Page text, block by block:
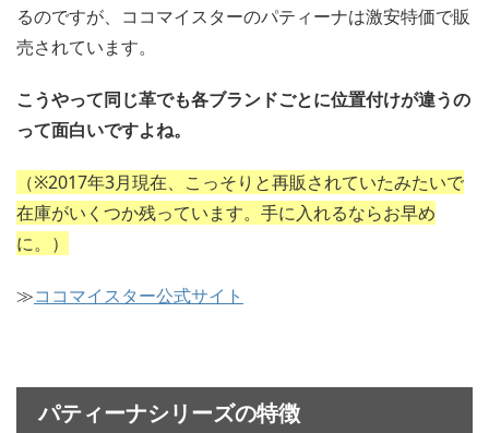
るのですが、ココマイスターのパティーナは激安特価で販
売されています。
こうやって同じ革でも各ブランドごとに位置付けが違うの
って面白いですよね。
（※2017年3月現在、こっそりと再販されていたみたいで
在庫がいくつか残っています。手に入れるならお早め
に。）
≫ココマイスター公式サイト
パティーナシリーズの特徴